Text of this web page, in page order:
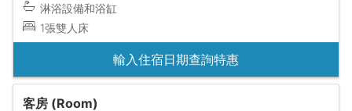
淋浴設備和浴缸
1張雙人床
輸入住宿日期查詢特惠
客房 (Room)